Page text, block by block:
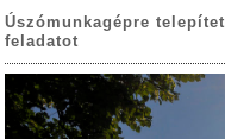
Úszómunkagépre
feladatot